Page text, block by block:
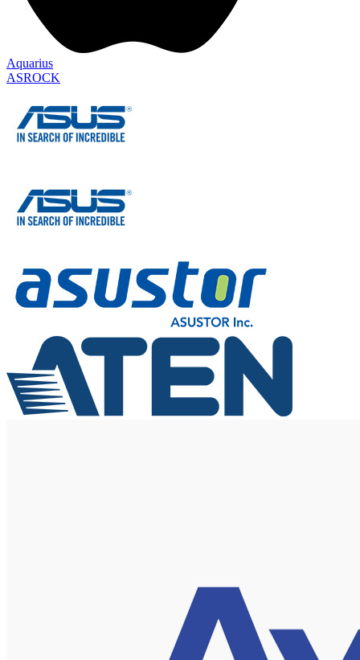
Aquarius
ASROCK